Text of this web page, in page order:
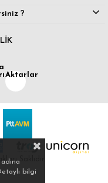
?
Aktarlar
Saklıdır.
bilgi